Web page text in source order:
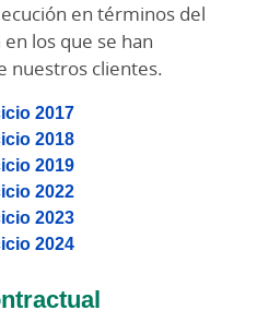
en términos del
los que se han
nuestros clientes.
2017
2018
2019
2022
2023
2024